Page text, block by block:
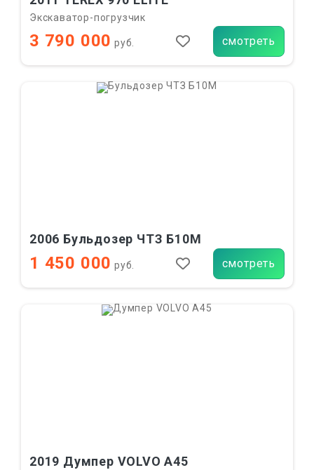
Экскаватор-погрузчик
3 790 000 руб. смотреть
2006 Бульдозер ЧТЗ Б10М
1 450 000 руб. смотреть
2019 Думпер VOLVO A45